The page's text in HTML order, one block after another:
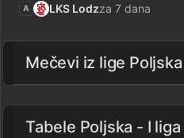
A LKS Lodzza 7 dana
Mečevi iz lige
Tabele Poljska - I liga